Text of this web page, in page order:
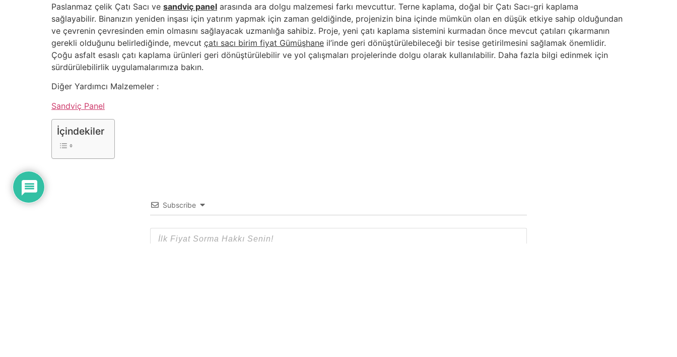
Paslanmaz çelik Çatı Sacı ve sandviç panel arasında ara dolgu malzemesi farkı mevcuttur. Terne kaplama, doğal bir Çatı Sacı-gri kaplama
sağlayabilir. Binanızın yeniden inşası için yatırım yapmak için zaman geldiğinde, projenizin bina içinde mümkün olan en düşük etkiye sahip olduğundan
ve çevrenin çevresinden emin olmasını sağlayacak uzmanlığa sahibiz. Proje, yeni çatı kaplama sistemini kurmadan önce mevcut çatıları çıkarmanın
gerekli olduğunu belirlediğinde, mevcut çatı sacı birim fiyat Gümüşhane il’inde geri dönüştürülebileceği bir tesise getirilmesini sağlamak önemlidir.
Çoğu asfalt esaslı çatı kaplama ürünleri geri dönüştürülebilir ve yol çalışmaları projelerinde dolgu olarak kullanılabilir. Daha fazla bilgi edinmek için
sürdürülebilirlik uygulamalarımıza bakın.
Diğer Yardımcı Malzemeler :
Sandviç Panel
İçindekiler
Subscribe